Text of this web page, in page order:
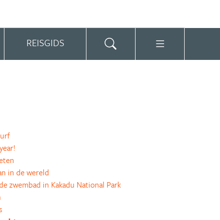
REISGIDS
in de wereld
zwembad in Kakadu National Park